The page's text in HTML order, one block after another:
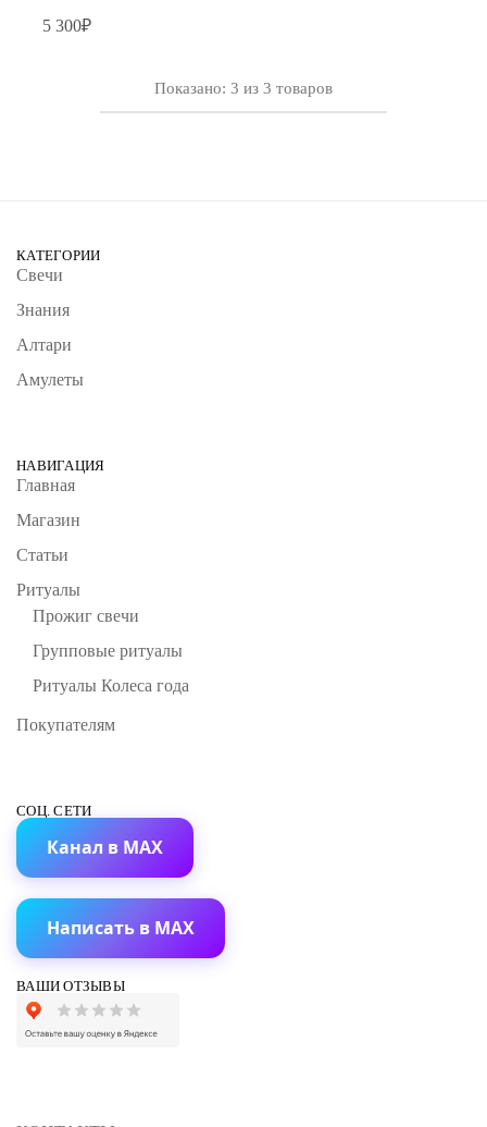
5 300₽
Показано: 3 из 3 товаров
КАТЕГОРИИ
Свечи
Знания
Алтари
Амулеты
НАВИГАЦИЯ
Главная
Магазин
Статьи
Ритуалы
Прожиг свечи
Групповые ритуалы
Ритуалы Колеса года
Покупателям
СОЦ. СЕТИ
Канал в MAX
Написать в MAX
ВАШИ ОТЗЫВЫ